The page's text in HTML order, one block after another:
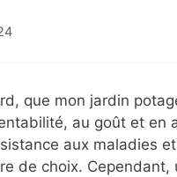
que mon jardin
au goût et en
aux maladies
de choix.